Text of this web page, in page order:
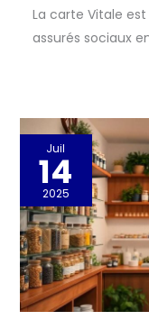
La carte Vitale
assurés sociaux
Juil
14
2025